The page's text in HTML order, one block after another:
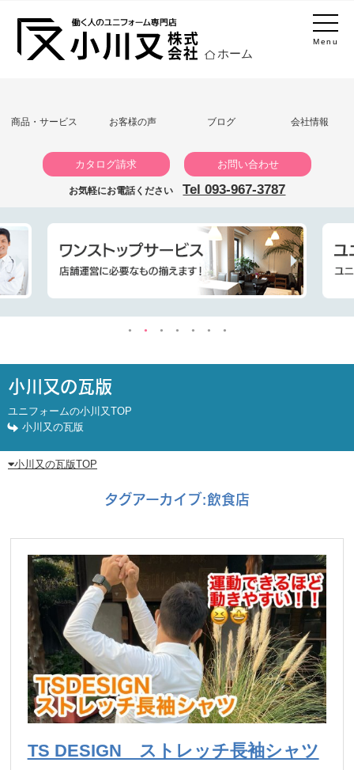
Menu
ホーム
商品・サービス お客様の声 ブログ 会社情報
カタログ請求 お問い合わせ
お気軽にお電話ください Tel 093-967-3787
小川又の瓦版
ユニフォームの小川又TOP
小川又の瓦版
小川又の瓦版TOP
タグアーカイブ:飲食店
TS DESIGN ストレッチ長袖シャツ